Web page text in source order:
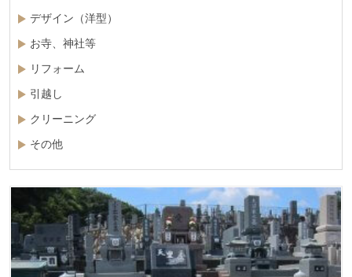
デザイン（洋型）
お寺、神社等
リフォーム
引越し
クリーニング
その他